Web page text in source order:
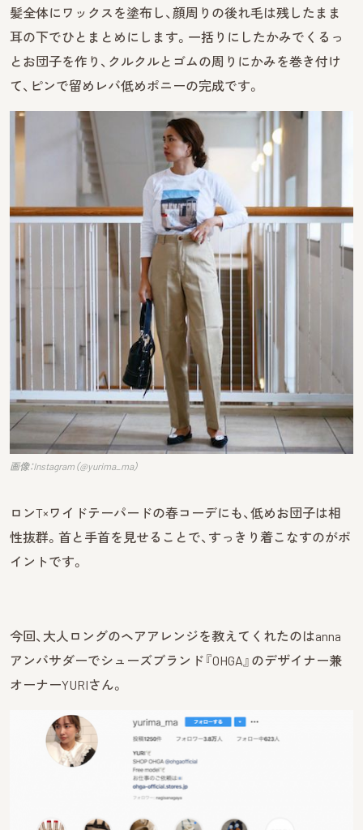
髪全体にワックスを塗布し、顔周りの後れ毛は残したまま
耳の下でひとまとめにします。一括りにしたかみでくるっ
とお団子を作り、クルクルとゴムの周りにかみを巻き付け
て、ピンで留めレバ低めポニーの完成です。
画像：Instagram（@yurima_ma）
ロンT×ワイドテーパードの春コーデにも、低めお団子は相
性抜群。首と手首を見せることで、すっきり着こなすのがポ
イントです。
今回、大人ロングのヘアアレンジを教えてくれたのはanna
アンバサダーでシューズブランド『OHGA』のデザイナー兼
オーナーYURIさん。